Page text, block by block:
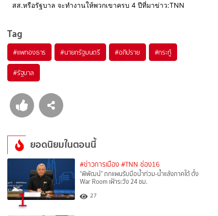
สส.หรือรัฐบาล จะทำงานให้พวกเขาครบ 4 ปีที่มาข่าว:TNN
Tag
#แพทองธาร #นายกรัฐมนตรี #อภิปราย #กระทู้
#รัฐบาล
ยอดนิยมในตอนนี้
1
#ข่าวการเมือง #TNN ช่อง16
"พิพัฒน์" ถกแผนรับมือน้ำท่วม-น้ำแล้งภาคใต้ ตั้ง
War Room เฝ้าระวัง 24 ชม.
27